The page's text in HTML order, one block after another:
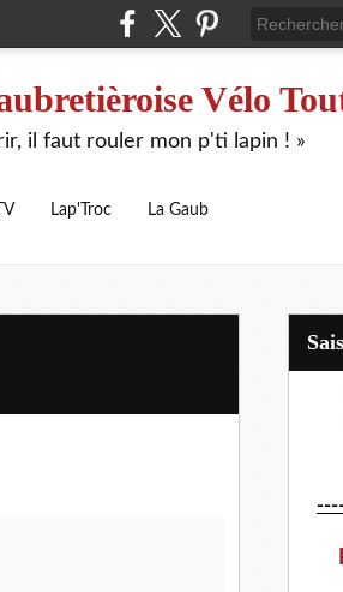
Vélo
il faut rouler mon p'ti lapin ! »
Lap'Troc La Gaub